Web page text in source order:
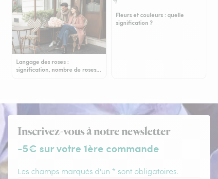
Langage des roses :
signification, nombre de roses…
Fleurs et couleurs : quelle
signification ?
Inscrivez-vous à notre newsletter
-5€ sur votre 1ère commande
Les champs marqués d'un * sont obligatoires.